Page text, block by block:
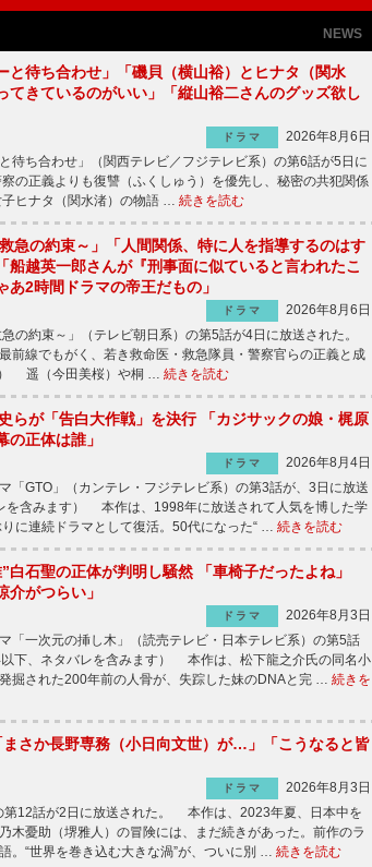
NEWS
と待ち合わせ」「磯貝（横山裕）とヒナタ（関水
てきているのがいい」「縦山裕二さんのグッズ欲し
ドラマ
2026年8月6日
待ち合わせ」（関西テレビ／フジテレビ系）の第6話が5日に
の正義よりも復讐（ふくしゅう）を優先し、秘密の共犯関係
ヒナタ（関水渚）の物語 … 続きを読む
急の約束～」「人間関係、特に人を指導するのはす
船越英一郎さんが『刑事面に似ていると言われたこ
あ2時間ドラマの帝王だもの」
ドラマ
2026年8月6日
の約束～」（テレビ朝日系）の第5話が4日に放送された。
前線でもがく、若き救命医・救急隊員・警察官らの正義と成
） 遥（今田美桜）や桐 … 続きを読む
らが「告白大作戦」を決行 「カジサックの娘・梶原
の正体は誰」
ドラマ
2026年8月4日
「GTO」（カンテレ・フジテレビ系）の第3話が、3日に放送
を含みます） 本作は、1998年に放送されて人気を博した学
に連続ドラマとして復活。50代になった“ … 続きを読む
白石聖の正体が判明し騒然 「車椅子だったよね」
介がつらい」
ドラマ
2026年8月3日
「一次元の挿し木」（読売テレビ・日本テレビ系）の第5話
下、ネタバレを含みます） 本作は、松下龍之介氏の同名小
掘された200年前の人骨が、失踪した妹のDNAと完 … 続きを
まさか長野専務（小日向文世）が…」「こうなると皆
ドラマ
2026年8月3日
第12話が2日に放送された。 本作は、2023年夏、日本中を
木憂助（堺雅人）の冒険には、まだ続きがあった。前作のラ
。“世界を巻き込む大きな渦”が、ついに別 … 続きを読む